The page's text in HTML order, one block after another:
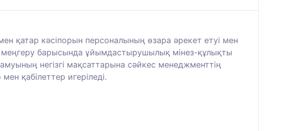
қатар кәсіпорын персоналының өзара әрекет етуі мен
меңгеру барысында ұйымдастырушылық мінез-құлықты
негізгі мақсаттарына сәйкес менеджменттің
қабілеттер игеріледі.